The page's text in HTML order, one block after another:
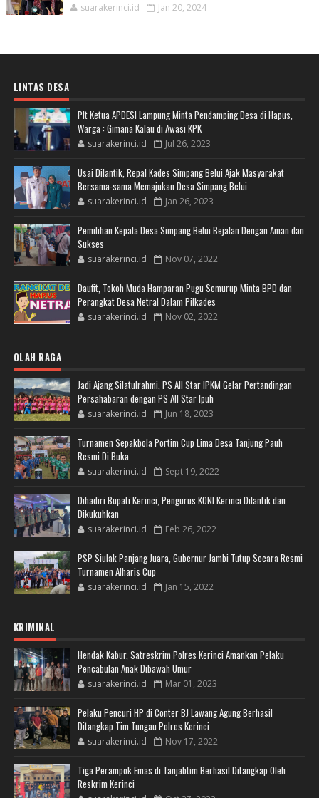
suarakerinci.id Jan 20, 2024
LINTAS DESA
Plt Ketua APDESI Lampung Minta Pendamping Desa di Hapus,
Warga : Gimana Kalau di Awasi KPK
suarakerinci.id Jul 26, 2023
Usai Dilantik, Repal Kades Simpang Belui Ajak Masyarakat
Bersama-sama Memajukan Desa Simpang Belui
suarakerinci.id Jan 26, 2023
Pemilihan Kepala Desa Simpang Belui Bejalan Dengan Aman dan
Sukses
suarakerinci.id Nov 07, 2022
Daufit, Tokoh Muda Hamparan Pugu Semurup Minta BPD dan
Perangkat Desa Netral Dalam Pilkades
suarakerinci.id Nov 02, 2022
OLAH RAGA
Jadi Ajang Silatulrahmi, PS All Star IPKM Gelar Pertandingan
Persahabaran dengan PS All Star Ipuh
suarakerinci.id Jun 18, 2023
Turnamen Sepakbola Portim Cup Lima Desa Tanjung Pauh
Resmi Di Buka
suarakerinci.id Sept 19, 2022
Dihadiri Bupati Kerinci, Pengurus KONI Kerinci Dilantik dan
Dikukuhkan
suarakerinci.id Feb 26, 2022
PSP Siulak Panjang Juara, Gubernur Jambi Tutup Secara Resmi
Turnamen Alharis Cup
suarakerinci.id Jan 15, 2022
KRIMINAL
Hendak Kabur, Satreskrim Polres Kerinci Amankan Pelaku
Pencabulan Anak Dibawah Umur
suarakerinci.id Mar 01, 2023
Pelaku Pencuri HP di Conter BJ Lawang Agung Berhasil
Ditangkap Tim Tungau Polres Kerinci
suarakerinci.id Nov 17, 2022
Tiga Perampok Emas di Tanjabtim Berhasil Ditangkap Oleh
Reskrim Kerinci